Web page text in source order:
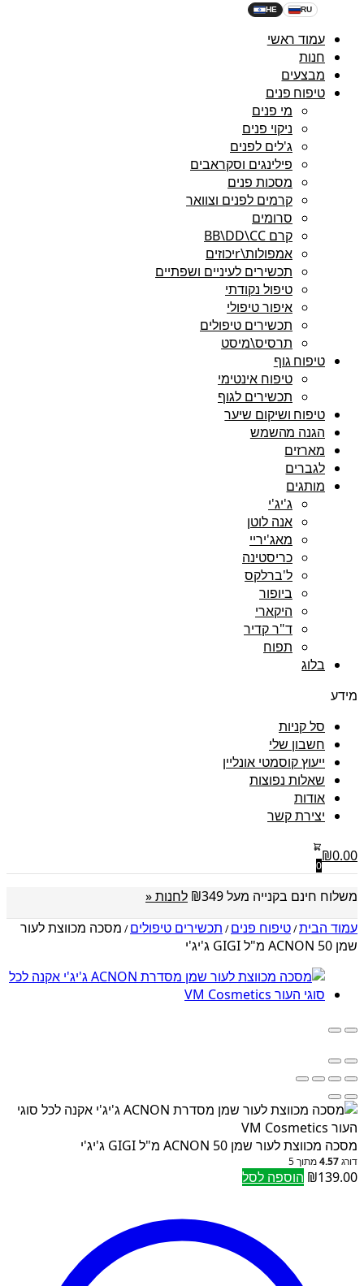
HE RU
עמוד ראשי
חנות
מבצעים
טיפוח פנים
מי פנים
ניקוי פנים
ג'לים לפנים
פילינגים וסקראבים
מסכות פנים
קרמים לפנים וצוואר
סרומים
קרם BB\DD\CC
אמפולות\rיכוזים
תכשירים לעיניים ושפתיים
טיפול נקודתי
איפור טיפולי
תכשירים טיפולים
תרסיס\מיסט
טיפוח גוף
טיפוח אינטימי
תכשירים לגוף
טיפוח ושיקום שיער
הגנה מהשמש
מארזים
לגברים
מותגים
ג'יג'י
אנה לוטן
מאג'יריי
כריסטינה
ל'ברלקס
ביופור
היקארי
ד"ר קדיר
תפוח
בלוג
מידע
סל קניות
חשבון שלי
ייעוץ קוסמטי אונליין
שאלות נפוצות
אודות
יצירת קשר
₪0.00
0
משלוח חינם בקנייה מעל ₪349
לחנות «
עמוד הבית/טיפוח פנים/ תכשירים טיפולים/ מסכה מכווצת לעור
שמן ACNON 50 מ"ל GIGI ג'יג'י
מסכה מכווצת לעור שמן ACNON 50 מ"ל GIGI ג'יג'י
דורג4.57מתוך 5
₪139.00 הוספה לסל